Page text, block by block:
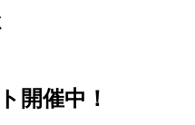
開催中！